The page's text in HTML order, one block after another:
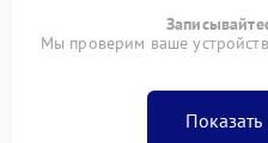
Мы проверим ваше
Показать